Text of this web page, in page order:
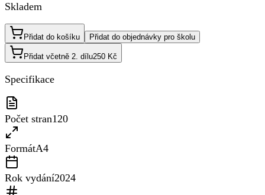
Skladem
Přidat do košíku Přidat do objednávky pro školu
Přidat včetně 2. dílu250 Kč
Specifikace
Počet stran120
FormátA4
Rok vydání2024